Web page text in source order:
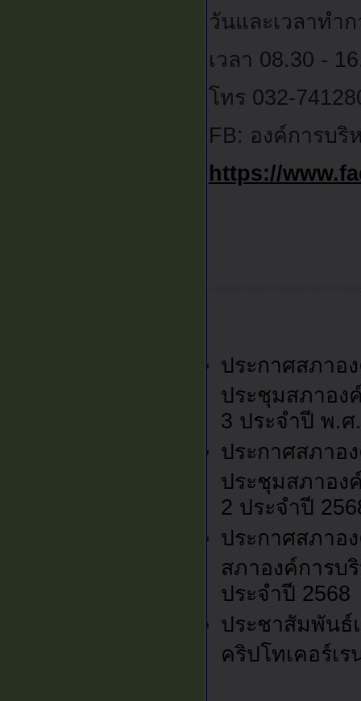
วันและเวลาทำ
เวลา 08.30 -
โทร 032-
FB: องค์การบริ
https://
ประกาศสภาอ
ประชุมสภาอง
3 ประจำปี พ.ศ
ประกาศสภาอ
ประชุมสภาอง
2 ประจำปี
ประกาศสภาอ
สภาองค์การบ
ประจำปี 2568
ประชาสัมพันธ์
คริปโทเคอร์เ